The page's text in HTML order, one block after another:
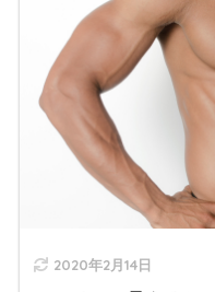
2020年2月14日